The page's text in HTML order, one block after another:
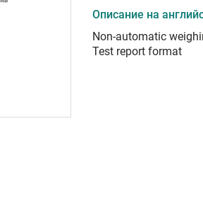
Описание на
Non-automatic
Test report format